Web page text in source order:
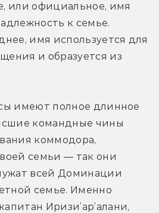
или официальное, имя
к семье.
имя используется для
и образуется из
имеют полное длинное
командные чины
коммодора,
семьи — так они
всей Доминации
семье. Именно
Иризи’ар’алани,